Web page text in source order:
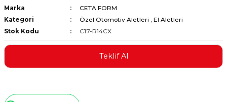
ve Penseler
Marka
CETA FORM
Kategori
Özel Otomotiv Aletleri , El Aletleri
Stok Kodu
C17-R14CX
Teklif Al